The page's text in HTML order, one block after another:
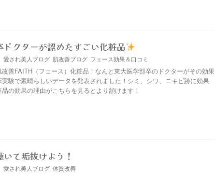
ドクターが認めたすごい化粧品
愛され美人ブログ 肌改善ブログ フェース効果＆口コミ
善FAITH（フェース）化粧品！なんと東大医学部卒のドクターがその効果
験で素晴らしいデータを発表されました！シミ、シワ、ニキビ跡に効果
の効果の理由がこちらを見るとより頷けます！
て垢抜けよう！
愛され美人ブログ 体質改善